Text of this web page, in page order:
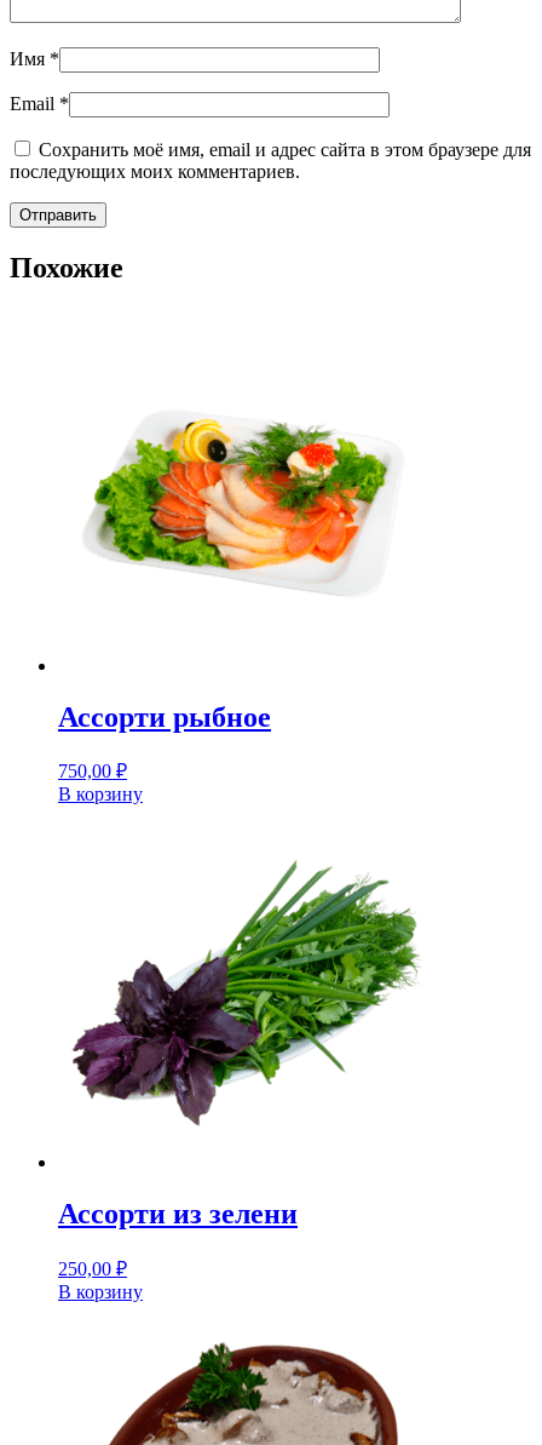
Имя *
Email *
Сохранить моё имя, email и адрес сайта в этом браузере для
последующих моих комментариев.
Похожие
Ассорти рыбное
750,00 ₽
В корзину
Ассорти из зелени
250,00 ₽
В корзину